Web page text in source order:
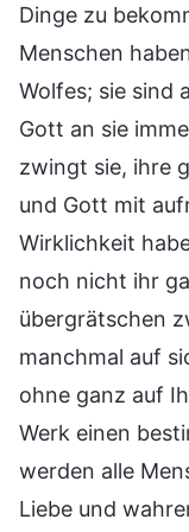
Dinge zu
Menschen
Wolfes; sie sind
Gott an sie
zwingt sie, ihre
und Gott mit
Wirklichkeit
noch nicht ihr
übergrätschen
manchmal auf
ohne ganz auf
Werk einen
werden alle
Liebe und